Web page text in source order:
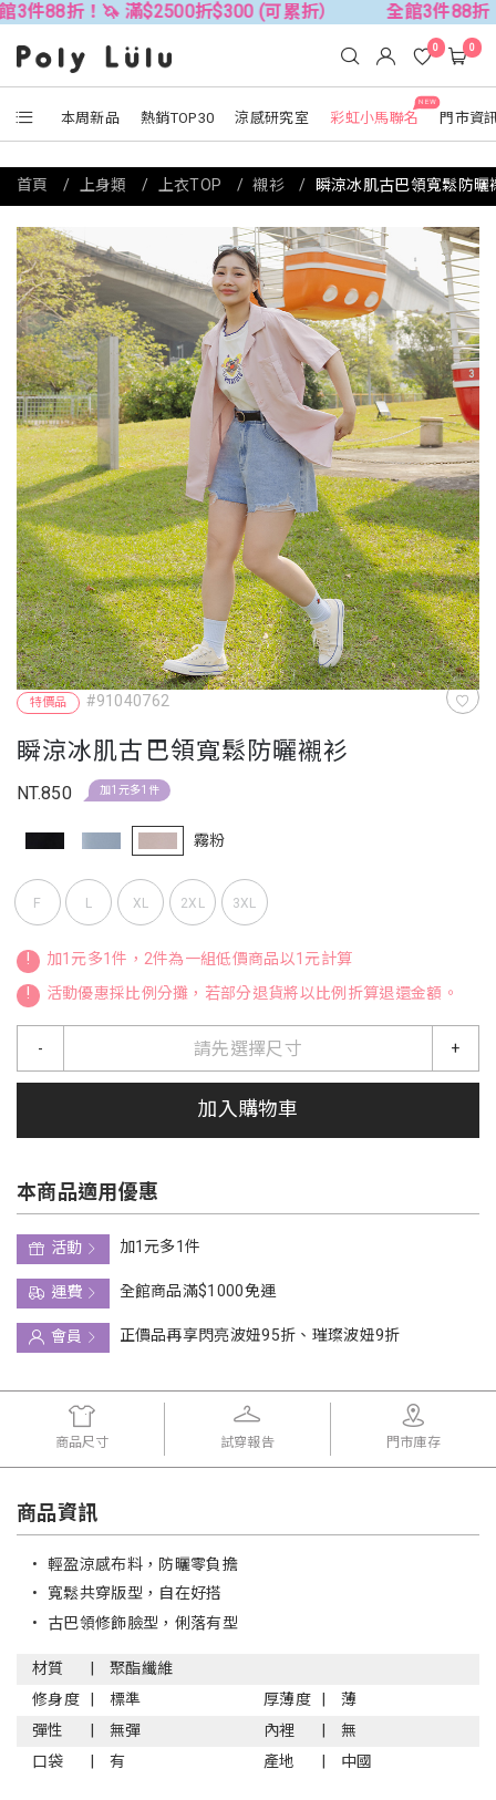
🦄 滿$2500折$300 (可累折） 全館3件88折！🦄 滿
本周新品 熱銷TOP30 涼感研究室
NEW
彩虹小馬聯名 門市資
0 0
特價品 #91040762
瞬涼冰肌古巴領寬鬆防曬襯衫
NT.850 加1元多1件
霧粉
F L XL 2XL 3XL
!
加1元多1件，2件為一組低價商品以1元計算
!
活動優惠採比例分攤，若部分退貨將以比例折算退還金額。
請先選擇尺寸
- +
加入購物車
本商品適用優惠
活動
加1元多1件
運費
全館商品滿$1000免運
會員
正價品再享閃亮波妞95折、璀璨波妞9折
商品尺寸 試穿報告 門市庫存
商品資訊
• 輕盈涼感布料，防曬零負擔
• 寬鬆共穿版型，自在好搭
• 古巴領修飾臉型，俐落有型
材質
聚酯纖維
修身度
標準 厚薄度
薄
彈性
無彈 內裡
無
口袋
有 產地 中國
首頁 上身類 上衣TOP 襯衫 瞬涼冰肌古巴領寬鬆防曬